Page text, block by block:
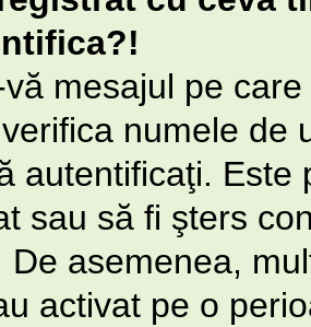
mesajul pe
numele de
autentificaţi.
sau să fi şters
De asemenea,
activat pe o